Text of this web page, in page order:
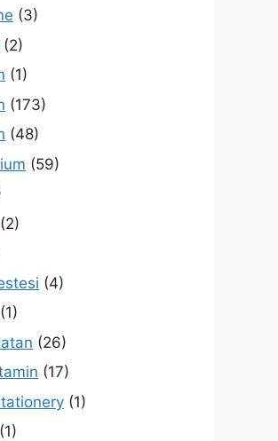
(3)
(2)
(1)
(173)
(48)
(59)
(2)
(4)
(1)
(26)
(17)
(1)
(1)